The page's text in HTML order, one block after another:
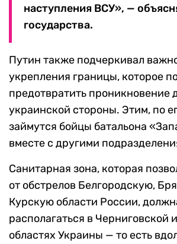
наступления ВСУ», —
государства.
Путин также подчеркивал
укрепления границы, которое
предотвратить проникновение
украинской стороны. Этим, по
займутся бойцы батальона
вместе с другими
Санитарная зона, которая
от обстрелов Белгородскую,
Курскую области России,
располагаться в Черниговской
областях Украины — то есть